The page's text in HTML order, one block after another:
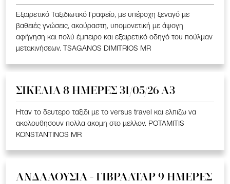
Εξαιρετικό Ταξιδιωτικό Γραφείο, με υπέροχη ξεναγό με
βαθειές γνώσεις, ακούραστη, υπομονετική με άψογη
αφήγηση και πολύ έμπειρο και εξαιρετικό οδηγό του πούλμαν
μετακινήσεων. TSAGANOS DIMITRIOS MR
ΣΙΚΕΛΙΑ 8 ΗΜΕΡΕΣ 31/05/26 Α3
Ηταν το δευτερο ταξιδι με το versus travel και ελπιζω να
ακολουθησουν πολλα ακομη στο μελλον. POTAMITIS
KONSTANTINOS MR
ΑΝΔΑΛΟΥΣΙΑ - ΓΙΒΡΑΛΤΑΡ 9 ΗΜΕΡΕΣ